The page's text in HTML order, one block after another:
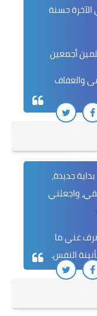
الآخرة حسنة
أجمعين
والعفاف
جديدة،
واجعلني
عني ما
النفس.